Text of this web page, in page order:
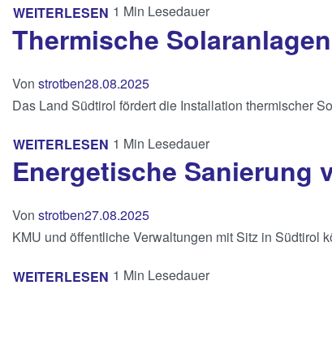
WEITERLESEN 1 Min Lesedauer
Thermische Solaranlagen
Von strotben28.08.2025
Das Land Südtirol fördert die Installation thermischer
WEITERLESEN 1 Min Lesedauer
Energetische Sanierung
Von strotben27.08.2025
KMU und öffentliche Verwaltungen mit Sitz in Südtirol
WEITERLESEN 1 Min Lesedauer